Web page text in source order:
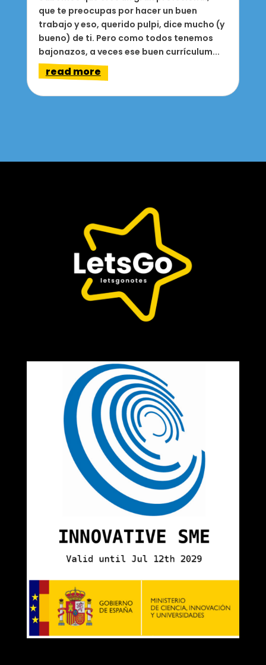
que te preocupas por hacer un buen
trabajo y eso, querido pulpi, dice mucho (y
bueno) de ti. Pero como todos tenemos
bajonazos, a veces ese buen currículum...
read more